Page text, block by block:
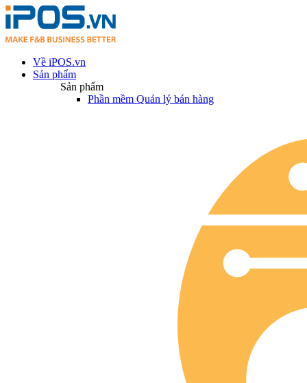
Về iPOS.vn
Sản phẩm
Sản phẩm
Phần mềm Quản lý bán hàng